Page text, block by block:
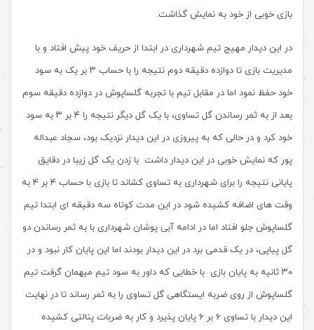
بازی خوبی از خود به نمایش گذاشت.
در این دیدار مهیج تیم شهرداری در ابتدا از حریف خود پیش افتاد و با
مدیریت بازی تا دوازده دقیقه دوم نتیجه را با حساب ۳ بر یک به سود
خود حفظ نمود اما در مقابل تیم با تجربه گلساپوش در دوازده دقیقه سوم
بعد از به ثمر رساندن گل تساوی، با یک گل دیگر نتیجه را ۴ بر ۳ به سود
خود کرد و در حالی که به پیروزی در این دیدار نزدیک بود، سجاد عبداله
پور که نمایش خوبی در این دیدار داشت با زدن یک گل زیبا در دقایق
پایانی نتیجه را برای شهرداری به تساوی کشاند تا بازی با حساب ۴ بر ۴ به
وقت های اضافه کشیده شود در این مدت کوتاه سه دقیقه ای ابتدا تیم
گلساپوش جلو افتاد اما در ادامه آبی پوشان شهرداری با به ثمر رساندن دو
گل پیاپی، در یک قدمی برد در این دیدار بودند اما این پایان کار نبود و در
۳۰ ثانیه به پایان بازی با خطایی که داور به سود تیم میهمان گرفت تیم
گلساپوش از روی ضربه ایستگاهی گل تساوی را به ثمر رساند تا در نهایت
این دیدار با تساوی ۶ بر ۶ پایان پذیرد و کار به ضربات پنالتی کشیده